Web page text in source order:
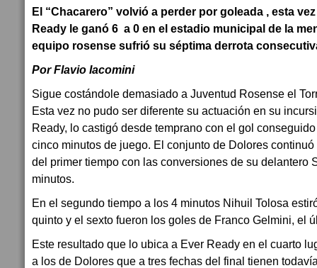
El “Chacarero” volvió a perder por goleada , esta
Ready le ganó 6 a 0 en el estadio municipal de la
equipo rosense sufrió su séptima derrota
Por Flavio Iacomini
Sigue costándole demasiado a Juventud Rosense el
Esta vez no pudo ser diferente su actuación en su
Ready, lo castigó desde temprano con el gol
cinco minutos de juego. El conjunto de Dolores
del primer tiempo con las conversiones de su delantero
minutos.
En el segundo tiempo a los 4 minutos Nihuil Tolosa
quinto y el sexto fueron los goles de Franco Gelmini, el
Este resultado que lo ubica a Ever Ready en el cuarto
a los de Dolores que a tres fechas del final tienen